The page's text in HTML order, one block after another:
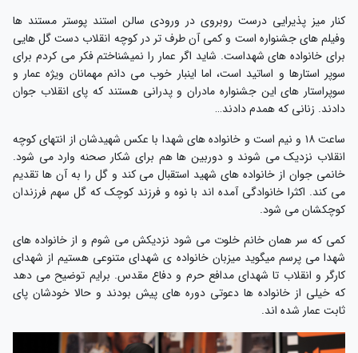
کنار میز پذیرایی درست روبروی در ورودی سالن استند پوستر مستند ها
وفیلم های جشنواره است و کمی آن طرف تر در کوچه انقلاب دست گل هایی
برای خانواده های شهداست. شاید اگر عمار را نمیشناختم فکر می کردم برای
سوپر استارها و اساتید است، اما اینبار خوب می دانم مهمانان ویژه عمار و
سوپراستار های این جشنواره مادران و پدرانی هستند که پای انقلاب جوان
دادند. زنانی که همدم دادند…
ساعت ۱۸ و نیم است و خانواده های شهدا با عکس شهیدشان از انتهای کوچه
انقلاب نزدیک می شوند و دوربین ها هم برای شکار صحنه وارد می شود.
خانمی جوان از خانواده های شهید استقبال می کند و گل را به آن ها تقدیم
می کند. اکثرا خانوادگی آمده اند با نوه و فرزند کوچک که گل سهم فرزندان
کوچکشان می شود.
کمی که سر همان خانم خلوت می شود نزدیکش می شوم و از خانواده های
شهدا می پرسم میگوید میزبان خانواده ی شهدای متنوعی هستیم از شهدای
کارگر و انقلاب تا شهدای مدافع حرم و دفاع مقدس. برایم توضیح می دهد
که خیلی از خانواده ها دعوتی دوره های پیش بودند و حالا خودشان پای
ثابت عمار شده اند.